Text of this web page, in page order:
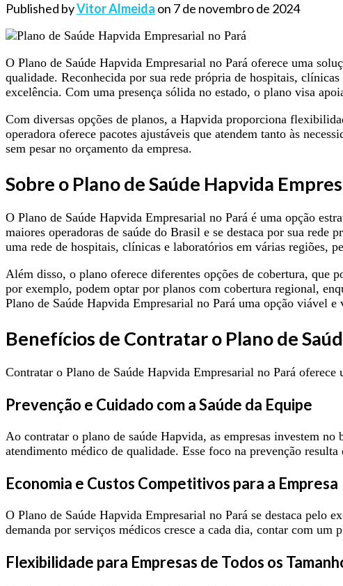
Published byVitor Almeida on 7 de novembro de 2024
O Plano de Saúde Hapvida Empresarial no Pará oferece uma
qualidade. Reconhecida por sua rede própria de hospitais,
excelência. Com uma presença sólida no estado, o plano visa
Com diversas opções de planos, a Hapvida proporciona
operadora oferece pacotes ajustáveis que atendem tanto às
sem pesar no orçamento da empresa.
Sobre o Plano de Saúde Hapvida
O Plano de Saúde Hapvida Empresarial no Pará é uma opção
maiores operadoras de saúde do Brasil e se destaca por sua
uma rede de hospitais, clínicas e laboratórios em várias regiões,
Além disso, o plano oferece diferentes opções de cobertura, que
por exemplo, podem optar por planos com cobertura regional,
Plano de Saúde Hapvida Empresarial no Pará uma opção viável
Benefícios de Contratar o Plano de
Contratar o Plano de Saúde Hapvida Empresarial no Pará
Prevenção e Cuidado com a Saúde da Equipe
Ao contratar o plano de saúde Hapvida, as empresas investem
atendimento médico de qualidade. Esse foco na prevenção
Economia e Custos Competitivos para a Empresa
O Plano de Saúde Hapvida Empresarial no Pará se destaca pelo
demanda por serviços médicos cresce a cada dia, contar com um
Flexibilidade para Empresas de Todos os